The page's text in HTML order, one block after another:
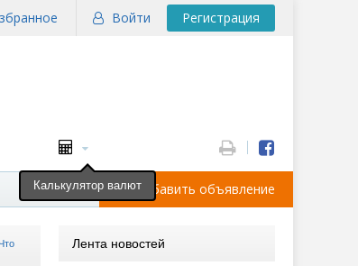
Войти Регистрация
Добавить объявление
Лента новостей
Калькулятор валют